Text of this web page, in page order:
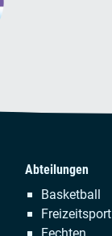
Abteilungen
Navigation
überspringen
Basketball
Freizeitsport
Fechten